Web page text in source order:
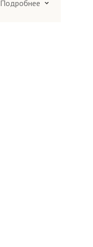
Подробнее